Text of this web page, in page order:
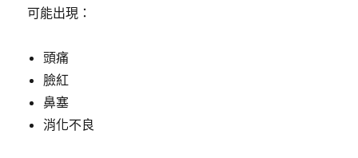
可能出現：
頭痛
臉紅
鼻塞
消化不良